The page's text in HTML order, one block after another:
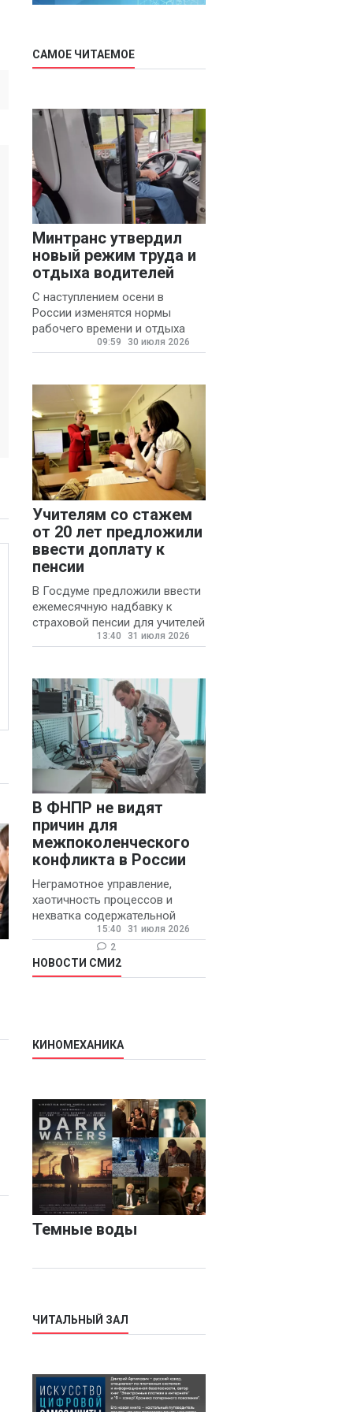
САМОЕ ЧИТАЕМОЕ
Минтранс утвердил
новый режим труда и
отдыха водителей
С наступлением осени в
России изменятся нормы
рабочего времени и отдыха
для автомобилистов.
09:59 30 июля 2026
Учителям со стажем
от 20 лет предложили
ввести доплату к
пенсии
В Госдуме предложили ввести
ежемесячную надбавку к
страховой пенсии для учителей
государственных и
13:40 31 июля 2026
В ФНПР не видят
причин для
межпоколенческого
конфликта в России
Неграмотное управление,
хаотичность процессов и
нехватка содержательной
обратной связи от
руководителя являются
основными причинами
конфликтов и раздражения в
15:40
31 июля 2026
2
НОВОСТИ СМИ2
КИНОМЕХАНИКА
Темные воды
ЧИТАЛЬНЫЙ ЗАЛ